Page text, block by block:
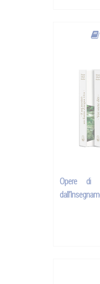
Opere di